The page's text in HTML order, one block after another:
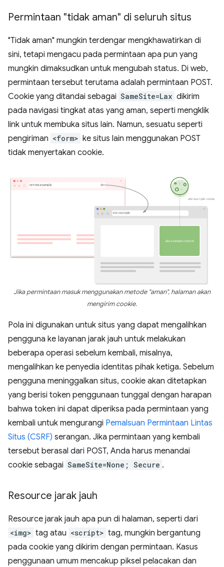
Permintaan "tidak aman" di seluruh situs
"Tidak aman" mungkin terdengar mengkhawatirkan di
sini, tetapi mengacu pada permintaan apa pun yang
mungkin dimaksudkan untuk mengubah status. Di web,
permintaan tersebut terutama adalah permintaan POST.
Cookie yang ditandai sebagai SameSite=Lax dikirim
pada navigasi tingkat atas yang aman, seperti mengklik
link untuk membuka situs lain. Namun, sesuatu seperti
pengiriman <form> ke situs lain menggunakan POST
tidak menyertakan cookie.
Jika permintaan masuk menggunakan metode "aman", halaman akan
mengirim cookie.
Pola ini digunakan untuk situs yang dapat mengalihkan
pengguna ke layanan jarak jauh untuk melakukan
beberapa operasi sebelum kembali, misalnya,
mengalihkan ke penyedia identitas pihak ketiga. Sebelum
pengguna meninggalkan situs, cookie akan ditetapkan
yang berisi token penggunaan tunggal dengan harapan
bahwa token ini dapat diperiksa pada permintaan yang
kembali untuk mengurangi Pemalsuan Permintaan Lintas
Situs (CSRF) serangan. Jika permintaan yang kembali
tersebut berasal dari POST, Anda harus menandai
cookie sebagai SameSite=None; Secure .
Resource jarak jauh
Resource jarak jauh apa pun di halaman, seperti dari
<img> tag atau <script> tag, mungkin bergantung
pada cookie yang dikirim dengan permintaan. Kasus
penggunaan umum mencakup piksel pelacakan dan